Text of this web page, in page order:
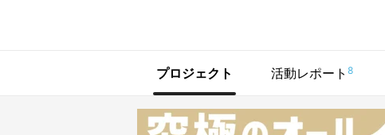
プロジェクト 活動レポート 8